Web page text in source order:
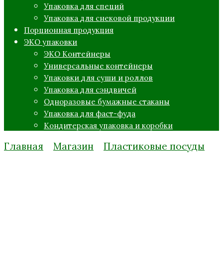
Упаковка для специй
Упаковка для снековой продукции
Порционная продукция
ЭКО упаковки
ЭКО Контейнеры
Универсальные контейнеры
Упаковки для суши и роллов
Упаковка для сэндвичей
Одноразовые бумажные стаканы
Упаковка для фаст-фуда
Кондитерская упаковка и коробки
Главная Магазин Пластиковые посуды